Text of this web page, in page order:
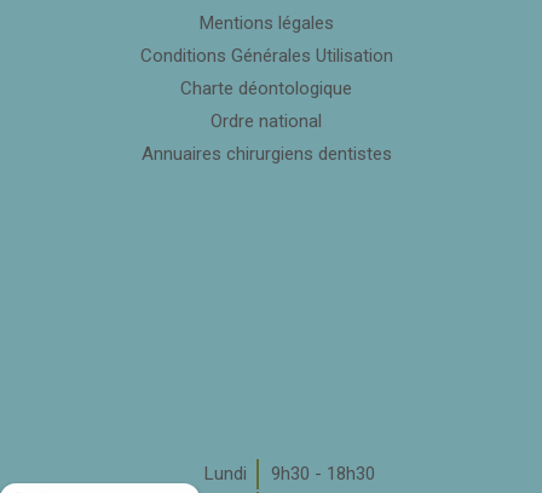
Mentions légales
Conditions Générales Utilisation
Charte déontologique
Ordre national
Annuaires chirurgiens dentistes
Lundi
9h30 - 18h30